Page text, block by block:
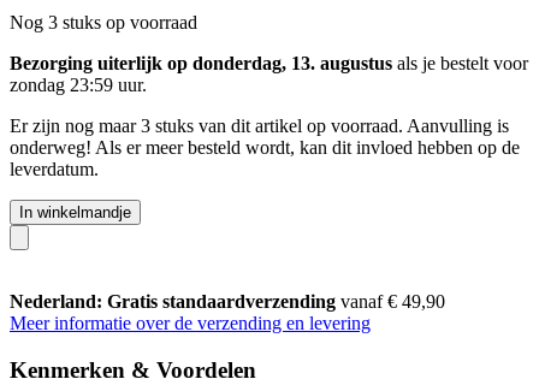
Nog 3 stuks op voorraad
Bezorging uiterlijk op donderdag, 13. augustus als je bestelt voor
zondag 23:59 uur.
Er zijn nog maar 3 stuks van dit artikel op voorraad. Aanvulling is
onderweg! Als er meer besteld wordt, kan dit invloed hebben op de
leverdatum.
In winkelmandje
Nederland: Gratis standaardverzending vanaf € 49,90
Meer informatie over de verzending en levering
Kenmerken & Voordelen